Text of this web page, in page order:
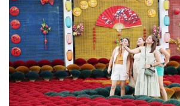
Nội năm 2026 và giai đoạn tiếp theo.